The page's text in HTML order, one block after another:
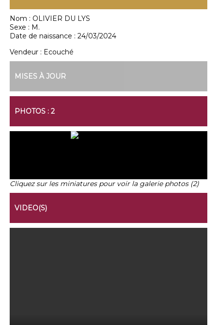
Nom : OLIVIER DU LYS
Sexe : M.
Date de naissance : 24/03/2024
Vendeur : Ecouché
MISES À JOUR
PHOTOS : 2
Cliquez sur les miniatures pour voir la galerie photos (2)
VIDEO(S)